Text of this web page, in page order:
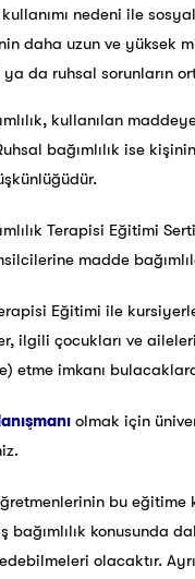
nedeni ile
daha uzun ve yüksek
ya da ruhsal sorunların
kullanılan
bağımlılık ise
Terapisi Eğitimi
madde
Eğitimi ile
ilgili çocukları ve
etme imkanı
olmak için
bu eğitime
bağımlılık konusunda
olacaktır.